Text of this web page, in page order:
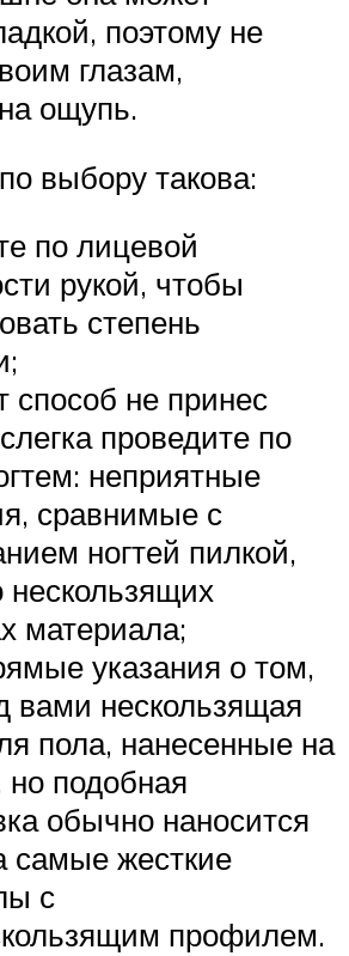
поэтому не
глазам,
ощупь.
выбору такова:
по лицевой
рукой, чтобы
степень
способ не принес
проведите по
неприятные
сравнимые с
ногтей пилкой,
нескользящих
материала;
указания о том,
вами нескользящая
пола, нанесенные на
но подобная
обычно наносится
самые жесткие
с
профилем.